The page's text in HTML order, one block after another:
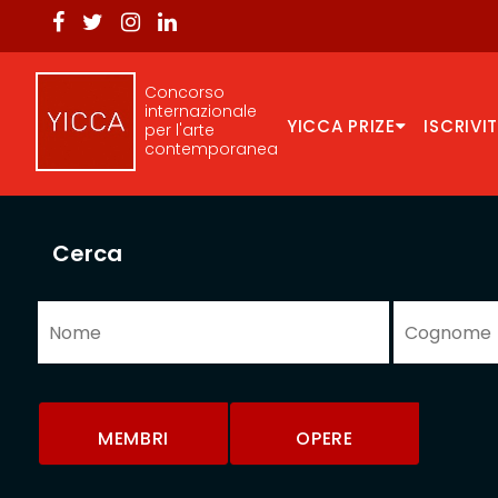
Concorso
internazionale
per l'arte
contemporanea
YICCA PRIZE
Cerca
MEMBRI OPERE